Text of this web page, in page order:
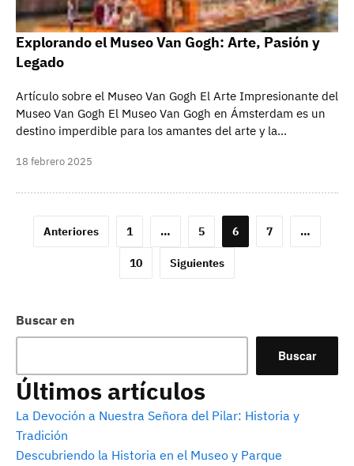
Buscar en
Buscar
Últimos artículos
La Devoción a Nuestra Señora del Pilar: Historia y
Tradición
Descubriendo la Historia en el Museo y Parque
Explorando el Museo Van Gogh: Arte, Pasión y
Legado
Artículo sobre el Museo Van Gogh El Arte Impresionante del
Museo Van Gogh El Museo Van Gogh en Ámsterdam es un
destino imperdible para los amantes del arte y la…
18 febrero 2025
Paginación
Anteriores 1 … 5 6 7 …
10 Siguientes